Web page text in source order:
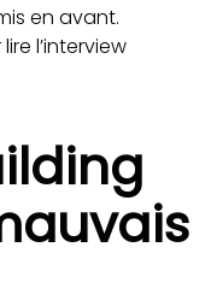
en avant.
l’interview